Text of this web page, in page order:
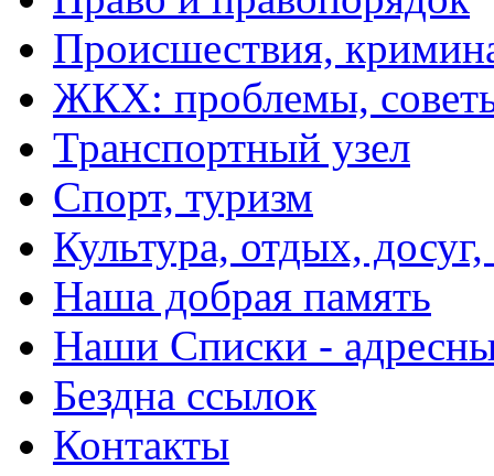
Происшествия,
ЖКХ: проблемы,
Транспортный узел
Спорт, туризм
Культура, отдых,
Наша добрая память
Наши Списки -
Бездна ссылок
Контакты